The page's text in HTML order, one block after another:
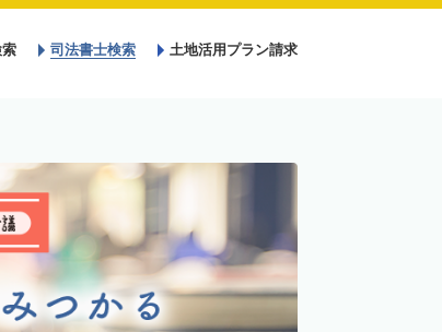
司法書士検索 土地活用プラン請求